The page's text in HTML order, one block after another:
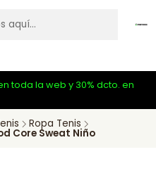
toda la web y 30% dcto. en
Ropa Tenis
Core Sweat Niño